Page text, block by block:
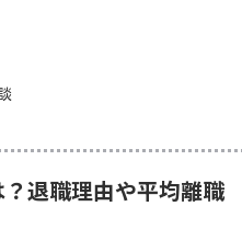
退職理由や平均離職